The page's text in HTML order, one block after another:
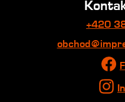
+420